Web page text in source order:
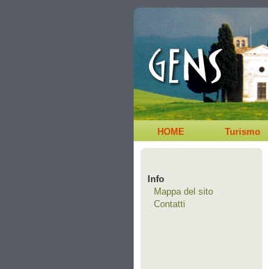
HOME Turismo
Info
Mappa del sito
Contatti